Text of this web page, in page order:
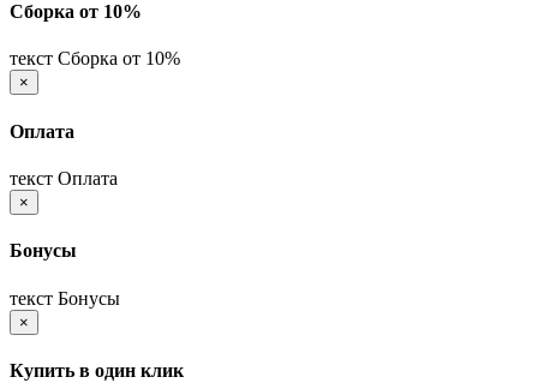
Сборка от 10%
текст Сборка от 10%
×
Оплата
текст Оплата
×
Бонусы
текст Бонусы
×
Купить в один клик